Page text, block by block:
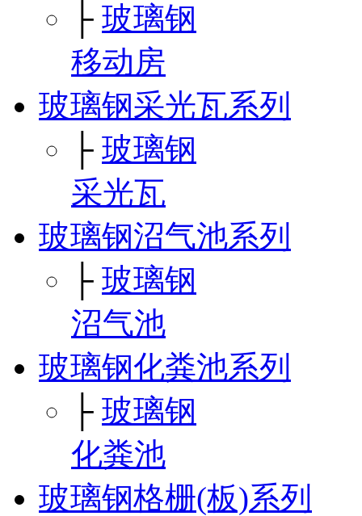
├ 玻璃钢
移动房
玻璃钢采光瓦系列
├ 玻璃钢
采光瓦
玻璃钢沼气池系列
├ 玻璃钢
沼气池
玻璃钢化粪池系列
├ 玻璃钢
化粪池
玻璃钢格栅(板)系列